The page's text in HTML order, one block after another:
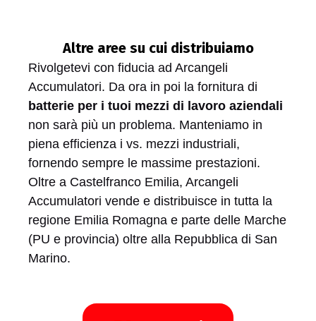
Altre aree su cui distribuiamo
Rivolgetevi con fiducia ad Arcangeli
Accumulatori. Da ora in poi la fornitura di
batterie per i tuoi mezzi di lavoro aziendali
non sarà più un problema. Manteniamo in
piena efficienza i vs. mezzi industriali,
fornendo sempre le massime prestazioni.
Oltre a Castelfranco Emilia, Arcangeli
Accumulatori vende e distribuisce in tutta la
regione Emilia Romagna e parte delle Marche
(PU e provincia) oltre alla Repubblica di San
Marino.